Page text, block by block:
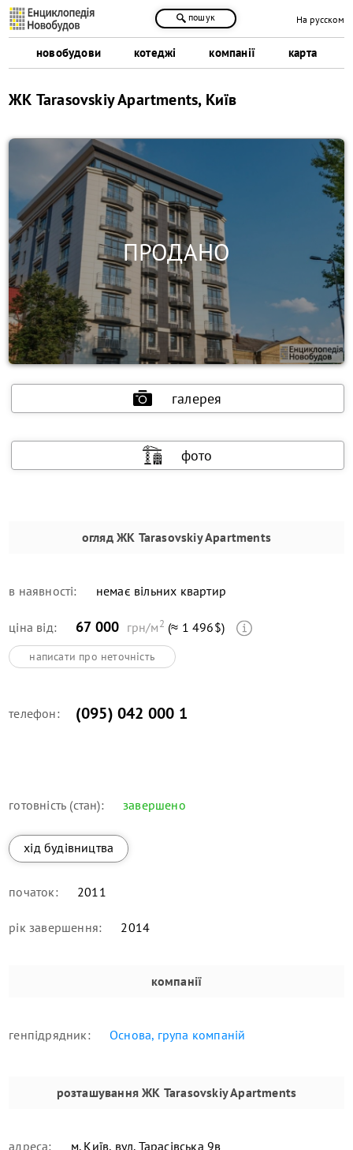
новобудови котеджі компанії карта
пошук На русском
ЖК Tarasovskiy Apartments, Київ
галерея
фото
оглядЖК Tarasovskiy Apartments
в наявності: немає вільних квартир
ціна від: 67 000 грн/м2 (≈ 1 496$)
написати про неточність
телефон: (095) 042 000 1
готовність (стан): завершено
хід будівництва
початок: 2011
рік завершення: 2014
компанії
генпідрядник: Основа, група компаній
розташування ЖК Tarasovskiy Apartments
адреса: м. Київ, вул. Тарасівська 9в